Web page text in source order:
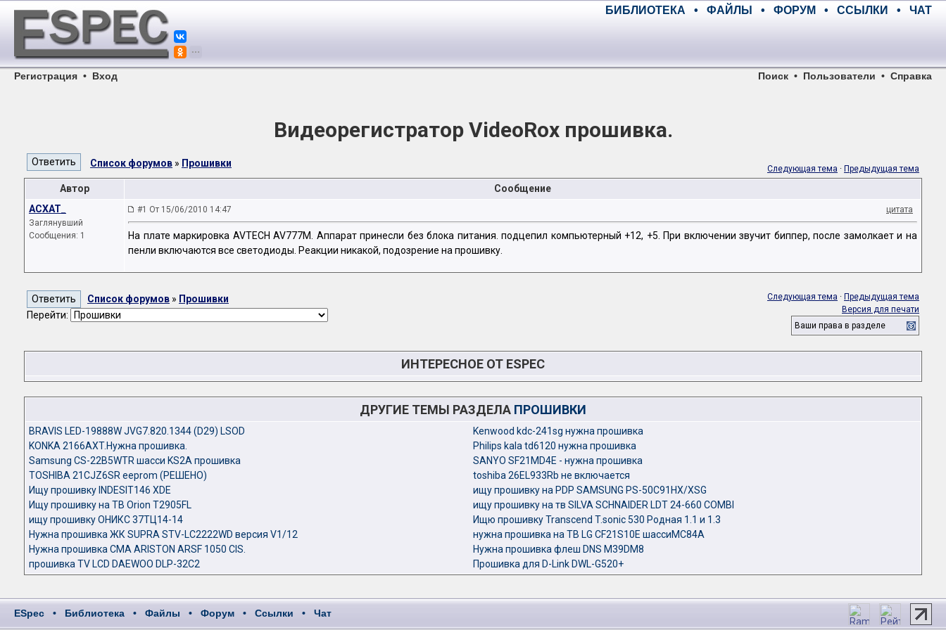
БИБЛИОТЕКА • ФАЙЛЫ • ФОРУМ • ССЫЛКИ • ЧАТ
Регистрация • Вход Поиск • Пользователи • Справка
Видеорегистратор VideoRox прошивка.
Список форумов » Прошивки Следующая тема · Предыдущая тема
Автор
Сообщение
ACXAT_
Заглянувший
Сообщения: 1
#1 От 15/06/2010 14:47 цитата
На плате маркировка AVTECH AV777M. Аппарат принесли без блока питания. подцепил компьютерный +12, +5. При включении звучит биппер, после замолкает и на
пенли включаются все светодиоды. Реакции никакой, подозрение на прошивку.
Список форумов » Прошивки
Перейти:
Следующая тема · Предыдущая тема
Версия для печати
Ваши права в разделе
ИНТЕРЕСНОЕ ОТ ESPEC
ДРУГИЕ ТЕМЫ РАЗДЕЛА ПРОШИВКИ
BRAVIS LED-19888W JVG7.820.1344 (D29) LSOD
Kenwood kdc-241sg нужна прошивка
KONKA 2166AXT.Нужна прошивка.
Philips kala td6120 нужна прошивка
Samsung CS-22B5WTR шасси KS2A прошивка
SANYO SF21MD4E - нужна прошивка
TOSHIBA 21CJZ6SR eeprom (РЕШЕНО)
toshiba 26EL933Rb не включается
Ищу прошивку INDESIT146 XDE
ищу прошивку на PDP SAMSUNG PS-50C91HX/XSG
Ищу прошивку на ТВ Orion T2905FL
ищу прошивку на тв SILVA SCHNAIDER LDT 24-660 COMBI
ищу прошивку ОНИКС 37ТЦ14-14
Ищю прошивку Transcend T.sonic 530 Родная 1.1 и 1.3
Нужна прошивка ЖК SUPRA STV-LC2222WD версия V1/12
нужна прошивка на ТВ LG CF21S10E шассиМС84А
Нужна прошивка СМА ARISTON ARSF 1050 CIS.
Нужна прошивка флеш DNS M39DM8
прошивка TV LCD DAEWOO DLP-32C2
Прошивка для D-Link DWL-G520+
ESpec • Библиотека • Файлы • Форум • Ссылки • Чат